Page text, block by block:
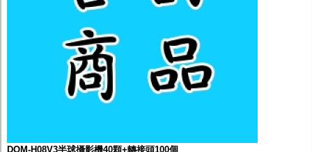
DOM-H08V3半球攝影機40顆+轉接頭100個